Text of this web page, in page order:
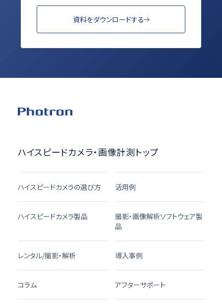
資料をダウンロードする
ハイスピードカメラ・画像計測トップ
ハイスピードカメラの選び方 活用例
ハイスピードカメラ製品
撮影・画像解析ソフトウェア製
品
レンタル/撮影・解析 導入事例
コラム アフターサポート